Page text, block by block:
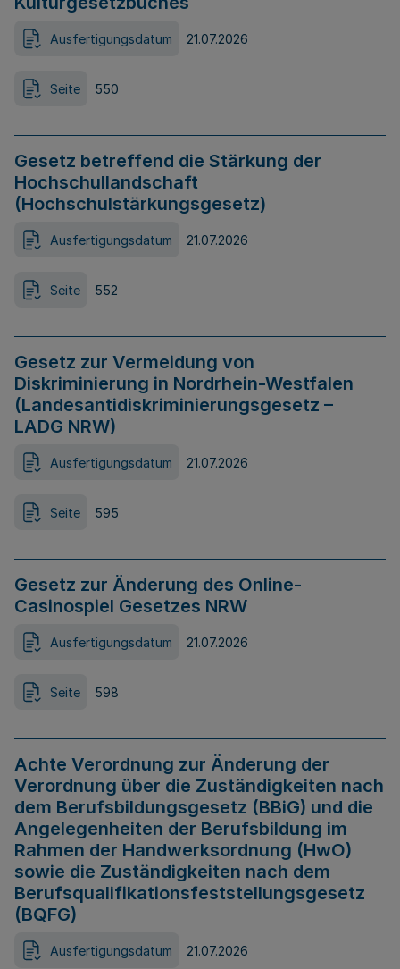
Ausfertigungsdatum 21.07.2026
Seite 550
Gesetz betreffend die Stärkung der
Hochschullandschaft
(Hochschulstärkungsgesetz)
Ausfertigungsdatum 21.07.2026
Seite 552
Gesetz zur Vermeidung von
Diskriminierung in Nordrhein-Westfalen
(Landesantidiskriminierungsgesetz –
LADG NRW)
Ausfertigungsdatum 21.07.2026
Seite 595
Gesetz zur Änderung des Online-
Casinospiel Gesetzes NRW
Ausfertigungsdatum 21.07.2026
Seite 598
Achte Verordnung zur Änderung der
Verordnung über die Zuständigkeiten nach
dem Berufsbildungsgesetz (BBiG) und die
Angelegenheiten der Berufsbildung im
Rahmen der Handwerksordnung (HwO)
sowie die Zuständigkeiten nach dem
Berufsqualifikationsfeststellungsgesetz
(BQFG)
Ausfertigungsdatum 21.07.2026